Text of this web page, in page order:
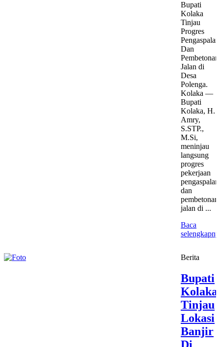
Bupati
Kolaka
Tinjau
Progres
Pengaspalan
Dan
Pembetonan
Jalan di
Desa
Polenga.
Kolaka —
Bupati
Kolaka, H.
Amry,
S.STP.,
M.Si,
meninjau
langsung
progres
pekerjaan
pengaspalan
dan
pembetonan
jalan di ...
Baca
Berita
Bupati
Kolaka
Tinjau
Lokasi
Banjir